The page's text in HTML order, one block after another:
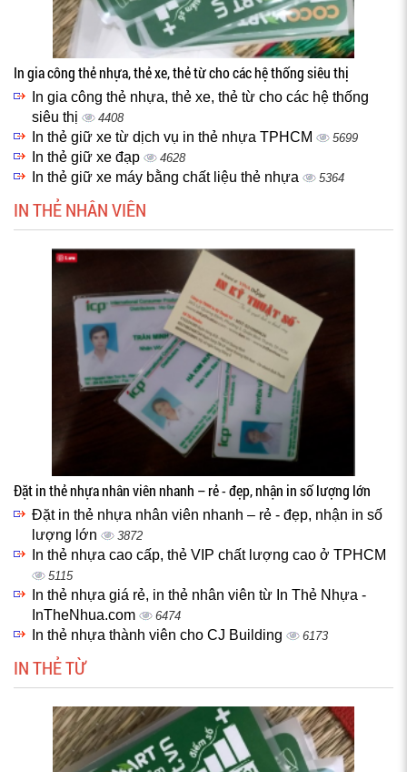
In gia công thẻ nhựa, thẻ xe, thẻ từ cho các hệ thống siêu thị
In gia công thẻ nhựa, thẻ xe, thẻ từ cho các hệ thống
siêu thị
4408
In thẻ giữ xe từ dịch vụ in thẻ nhựa TPHCM 5699
In thẻ giữ xe đạp 4628
In thẻ giữ xe máy bằng chất liệu thẻ nhựa 5364
IN THẺ NHÂN VIÊN
Đặt in thẻ nhựa nhân viên nhanh – rẻ - đẹp, nhận in số lượng lớn
Đặt in thẻ nhựa nhân viên nhanh – rẻ - đẹp, nhận in số
lượng lớn
3872
In thẻ nhựa cao cấp, thẻ VIP chất lượng cao ở TPHCM
5115
In thẻ nhựa giá rẻ, in thẻ nhân viên từ In Thẻ Nhựa -
InTheNhua.com
6474
In thẻ nhựa thành viên cho CJ Building 6173
IN THẺ TỪ